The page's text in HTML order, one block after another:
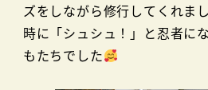
ズをしながら修行してくれま
時に「シュシュ！」と忍者に
もたちでした